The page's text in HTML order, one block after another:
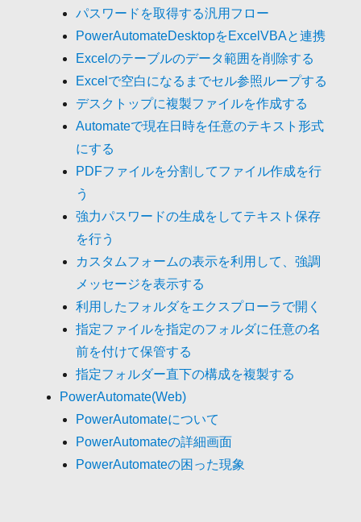
パスワードを取得する汎用フロー
PowerAutomateDesktopをExcelVBAと連携
Excelのテーブルのデータ範囲を削除する
Excelで空白になるまでセル参照ループする
デスクトップに複製ファイルを作成する
Automateで現在日時を任意のテキスト形式
にする
PDFファイルを分割してファイル作成を行
う
強力パスワードの生成をしてテキスト保存
を行う
カスタムフォームの表示を利用して、強調
メッセージを表示する
利用したフォルダをエクスプローラで開く
指定ファイルを指定のフォルダに任意の名
前を付けて保管する
指定フォルダー直下の構成を複製する
PowerAutomate(Web)
PowerAutomateについて
PowerAutomateの詳細画面
PowerAutomateの困った現象